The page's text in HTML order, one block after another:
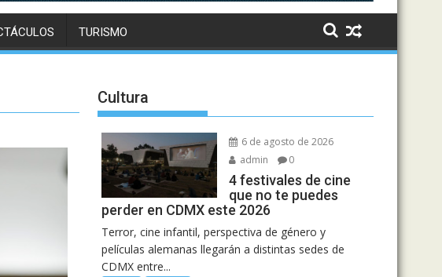
TURISMO
Cultura
6 de agosto de 2026
admin
0
4 festivales de cine
que no te puedes
perder en CDMX este 2026
Terror, cine infantil, perspectiva de género y
películas alemanas llegarán a distintas sedes de
CDMX entre...